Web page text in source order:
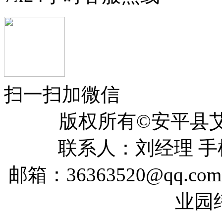
扫一扫加微信
版权所有©安平
联系人：刘经理 手
邮箱：
业园